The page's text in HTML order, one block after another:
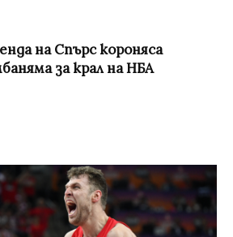
на Спърс короняса
за крал на НБА